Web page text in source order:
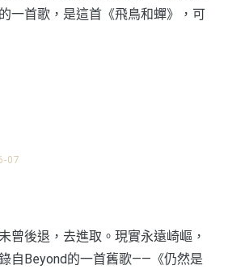
一首歌，是這首《飛鳥和蟬》，可
07
曾後退，去進取。現實永遠崎嶇，
自Beyond的一首舊歌——《仍然是